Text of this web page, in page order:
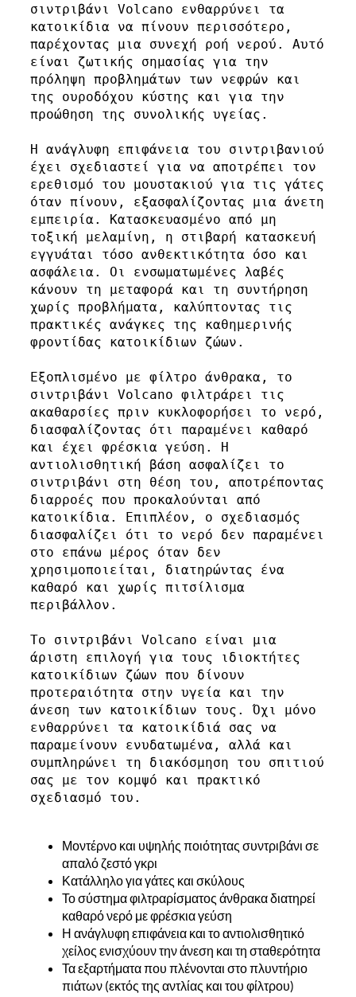
σιντριβάνι Volcano ενθαρρύνει τα
κατοικίδια να πίνουν περισσότερο,
παρέχοντας μια συνεχή ροή νερού. Αυτό
είναι ζωτικής σημασίας για την
πρόληψη προβλημάτων των νεφρών και
της ουροδόχου κύστης και για την
προώθηση της συνολικής υγείας.
Η ανάγλυφη επιφάνεια του σιντριβανιού
έχει σχεδιαστεί για να αποτρέπει τον
ερεθισμό του μουστακιού για τις γάτες
όταν πίνουν, εξασφαλίζοντας μια άνετη
εμπειρία. Κατασκευασμένο από μη
τοξική μελαμίνη, η στιβαρή κατασκευή
εγγυάται τόσο ανθεκτικότητα όσο και
ασφάλεια. Οι ενσωματωμένες λαβές
κάνουν τη μεταφορά και τη συντήρηση
χωρίς προβλήματα, καλύπτοντας τις
πρακτικές ανάγκες της καθημερινής
φροντίδας κατοικίδιων ζώων.
Εξοπλισμένο με φίλτρο άνθρακα, το
σιντριβάνι Volcano φιλτράρει τις
ακαθαρσίες πριν κυκλοφορήσει το νερό,
διασφαλίζοντας ότι παραμένει καθαρό
και έχει φρέσκια γεύση. Η
αντιολισθητική βάση ασφαλίζει το
σιντριβάνι στη θέση του, αποτρέποντας
διαρροές που προκαλούνται από
κατοικίδια. Επιπλέον, ο σχεδιασμός
διασφαλίζει ότι το νερό δεν παραμένει
στο επάνω μέρος όταν δεν
χρησιμοποιείται, διατηρώντας ένα
καθαρό και χωρίς πιτσίλισμα
περιβάλλον.
Το σιντριβάνι Volcano είναι μια
άριστη επιλογή για τους ιδιοκτήτες
κατοικίδιων ζώων που δίνουν
προτεραιότητα στην υγεία και την
άνεση των κατοικίδιων τους. Όχι μόνο
ενθαρρύνει τα κατοικίδιά σας να
παραμείνουν ενυδατωμένα, αλλά και
συμπληρώνει τη διακόσμηση του σπιτιού
σας με τον κομψό και πρακτικό
σχεδιασμό του.
Μοντέρνο και υψηλής ποιότητας συντριβάνι σε
απαλό ζεστό γκρι
Κατάλληλο για γάτες και σκύλους
Το σύστημα φιλτραρίσματος άνθρακα διατηρεί
καθαρό νερό με φρέσκια γεύση
Η ανάγλυφη επιφάνεια και το αντιολισθητικό
χείλος ενισχύουν την άνεση και τη σταθερότητα
Τα εξαρτήματα που πλένονται στο πλυντήριο
πιάτων (εκτός της αντλίας και του φίλτρου)